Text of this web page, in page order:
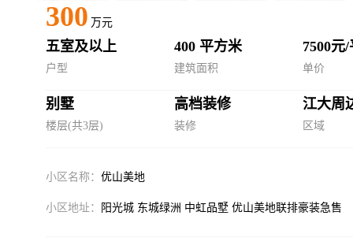
300 万元
五室及以上 400 平方米 7500元
户型 建筑面积 单价
别墅 高档装修 江大周
楼层(共3层) 装修 区域
小区名称： 优山美地
小区地址： 阳光城 东城绿洲 中虹品墅 优山美地联排豪装急售